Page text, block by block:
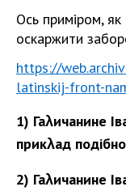
Ось приміром, як
оскаржити
https://
latinskij-front-
1) Гаλичанине
прикλад
2) Гаλичанине